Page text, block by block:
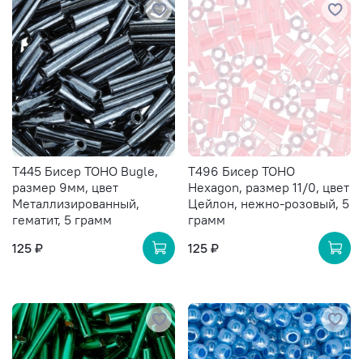
T445 Бисер TOHO Bugle,
размер 9мм, цвет
Металлизированный,
гематит, 5 грамм
125 ₽
T496 Бисер TOHO
Hexagon, размер 11/0, цвет
Цейлон, нежно-розовый, 5
грамм
125 ₽